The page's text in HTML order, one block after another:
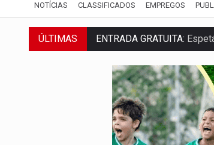
NOTÍCIAS CLASSIFICADOS EMPREGOS
ÚLTIMAS
ENTRADA GRATUITA:
CELEBRAÇÃO:Cerejeiras
SAÚDE:Anvisa desmente
VÍDEO:Pitbulls fogem de